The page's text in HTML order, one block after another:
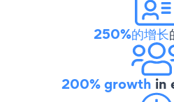
250%的增长
200% growth in